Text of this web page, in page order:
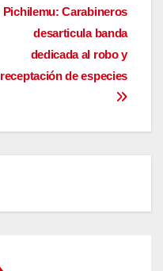
Pichilemu: Carabineros
desarticula banda
dedicada al robo y
receptación de especies